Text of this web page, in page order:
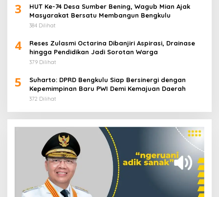
3
HUT Ke-74 Desa Sumber Bening, Wagub Mian Ajak
Masyarakat Bersatu Membangun Bengkulu
384 Dilihat
4
Reses Zulasmi Octarina Dibanjiri Aspirasi, Drainase
hingga Pendidikan Jadi Sorotan Warga
379 Dilihat
5
Suharto: DPRD Bengkulu Siap Bersinergi dengan
Kepemimpinan Baru PWI Demi Kemajuan Daerah
372 Dilihat